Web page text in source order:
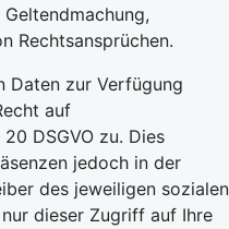
Rechtsansprüchen.
Daten zur Verfügung
auf
DSGVO zu. Dies
jedoch in der
des jeweiligen sozialen
dieser Zugriff auf Ihre